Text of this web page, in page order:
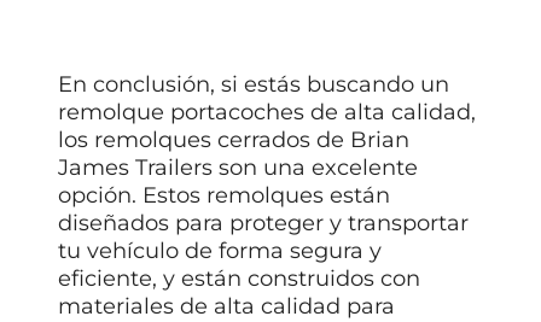
En conclusión, si estás buscando un
remolque portacoches de alta calidad,
los remolques cerrados de Brian
James Trailers son una excelente
opción. Estos remolques están
diseñados para proteger y transportar
tu vehículo de forma segura y
eficiente, y están construidos con
materiales de alta calidad para